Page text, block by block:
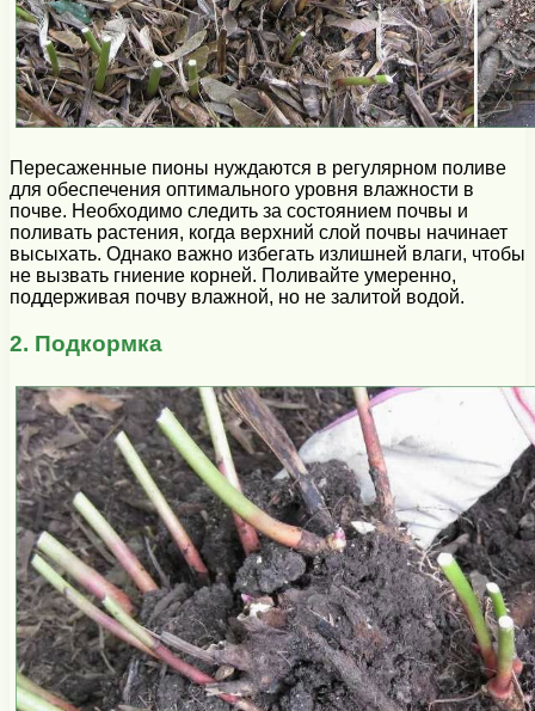
Пересаженные пионы нуждаются в регулярном поливе
для обеспечения оптимального уровня влажности в
почве. Необходимо следить за состоянием почвы и
поливать растения, когда верхний слой почвы начинает
высыхать. Однако важно избегать излишней влаги, чтобы
не вызвать гниение корней. Поливайте умеренно,
поддерживая почву влажной, но не залитой водой.
2. Подкормка